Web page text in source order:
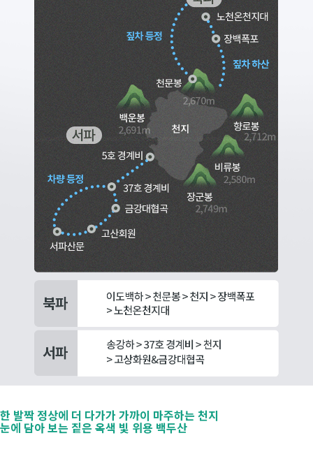
한 발짝 정상에 더 다가가 가까이 마주하는 천지
눈에 담아 보는 짙은 옥색 빛 위용 백두산